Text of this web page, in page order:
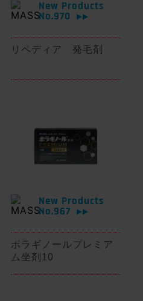
New Products
No.970
▶▶
リペディア 発毛剤
New Products
No.967
▶▶
ボラギノールプレミア
ム坐剤10